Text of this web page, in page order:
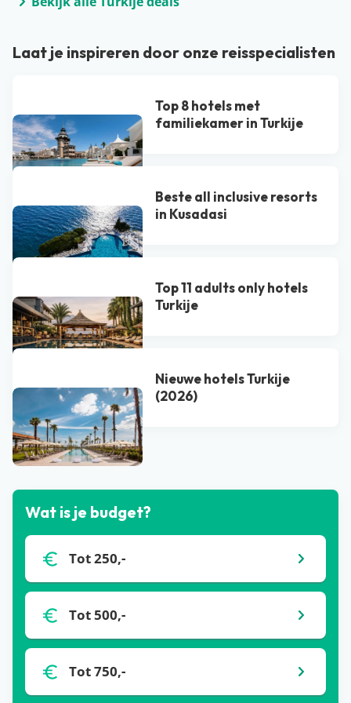
Laat je inspireren door onze reisspecialisten
Top 8 hotels met
familiekamer in Turkije
Beste all inclusive resorts
in Kusadasi
Top 11 adults only hotels
Turkije
Nieuwe hotels Turkije
(2026)
Bekijk alle blogs
Wat is je budget?
Tot 250,-
Tot 500,-
Tot 750,-